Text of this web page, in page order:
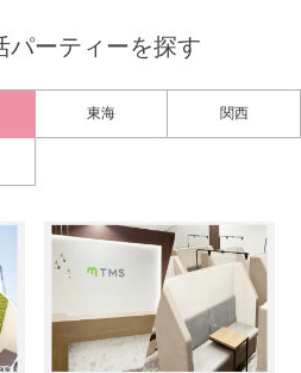
パーティーを探す
東海 関西